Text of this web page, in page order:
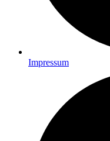
Impressum